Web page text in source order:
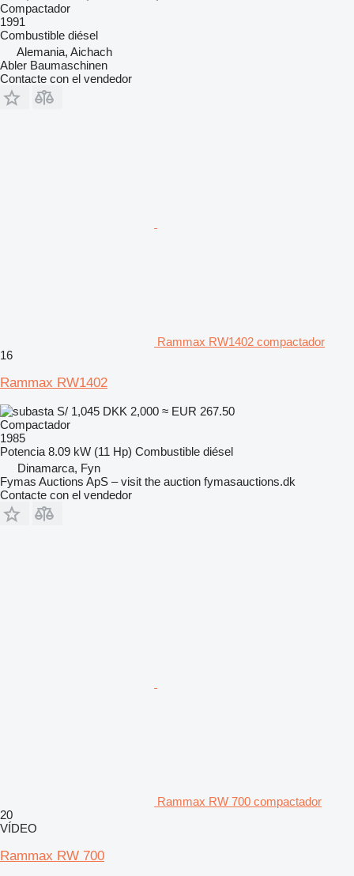
Compactador
1991
Combustible diésel
Alemania, Aichach
Abler Baumaschinen
Contacte con el vendedor
Rammax RW1402 compactador
16
Rammax RW1402
S/ 1,045 DKK 2,000 ≈ EUR 267.50
Compactador
1985
Potencia 8.09 kW (11 Hp) Combustible diésel
Dinamarca, Fyn
Fymas Auctions ApS – visit the auction fymasauctions.dk
Contacte con el vendedor
Rammax RW 700 compactador
20
VÍDEO
Rammax RW 700